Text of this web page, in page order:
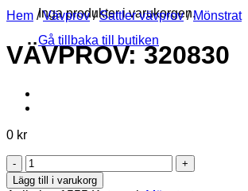
Inga produkter i varukorgen.
Gå tillbaka till butiken
Hem / Vävprov / Sattler vävprov / Mönstrat
VÄVPROV: 320830
0 kr
VÄVPROV:
320830
Lägg till i varukorg